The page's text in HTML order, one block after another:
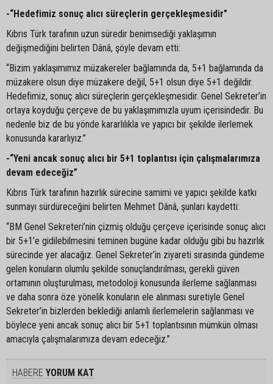
-“Hedefimiz sonuç alıcı süreçlerin gerçekleşmesidir”
Kıbrıs Türk tarafının uzun süredir benimsediği yaklaşımın
değişmediğini belirten Dânâ, şöyle devam etti:
“Bizim yaklaşımımız müzakereler bağlamında da, 5+1 bağlamında da
müzakere olsun diye müzakere değil, 5+1 olsun diye 5+1 değildir.
Hedefimiz, sonuç alıcı süreçlerin gerçekleşmesidir. Genel Sekreter’in
ortaya koyduğu çerçeve de bu yaklaşımımızla uyum içerisindedir. Bu
nedenle biz de bu yönde kararlılıkla ve yapıcı bir şekilde ilerlemek
konusunda kararlıyız.”
-“Yeni ancak sonuç alıcı bir 5+1 toplantısı için çalışmalarımıza
devam edeceğiz”
Kıbrıs Türk tarafının hazırlık sürecine samimi ve yapıcı şekilde katkı
sunmayı sürdüreceğini belirten Mehmet Dânâ, şunları kaydetti:
“BM Genel Sekreteri’nin çizmiş olduğu çerçeve içerisinde sonuç alıcı
bir 5+1’e gidilebilmesini teminen bugüne kadar olduğu gibi bu hazırlık
sürecinde yer alacağız. Genel Sekreter’in ziyareti sırasında gündeme
gelen konuların olumlu şekilde sonuçlandırılması, gerekli güven
ortamının oluşturulması, metodoloji konusunda ilerleme sağlanması
ve daha sonra öze yönelik konuların ele alınması suretiyle Genel
Sekreter’in bizlerden beklediği anlamlı ilerlemelerin sağlanması ve
böylece yeni ancak sonuç alıcı bir 5+1 toplantısının mümkün olması
amacıyla çalışmalarımıza devam edeceğiz.”
HABERE YORUM KAT